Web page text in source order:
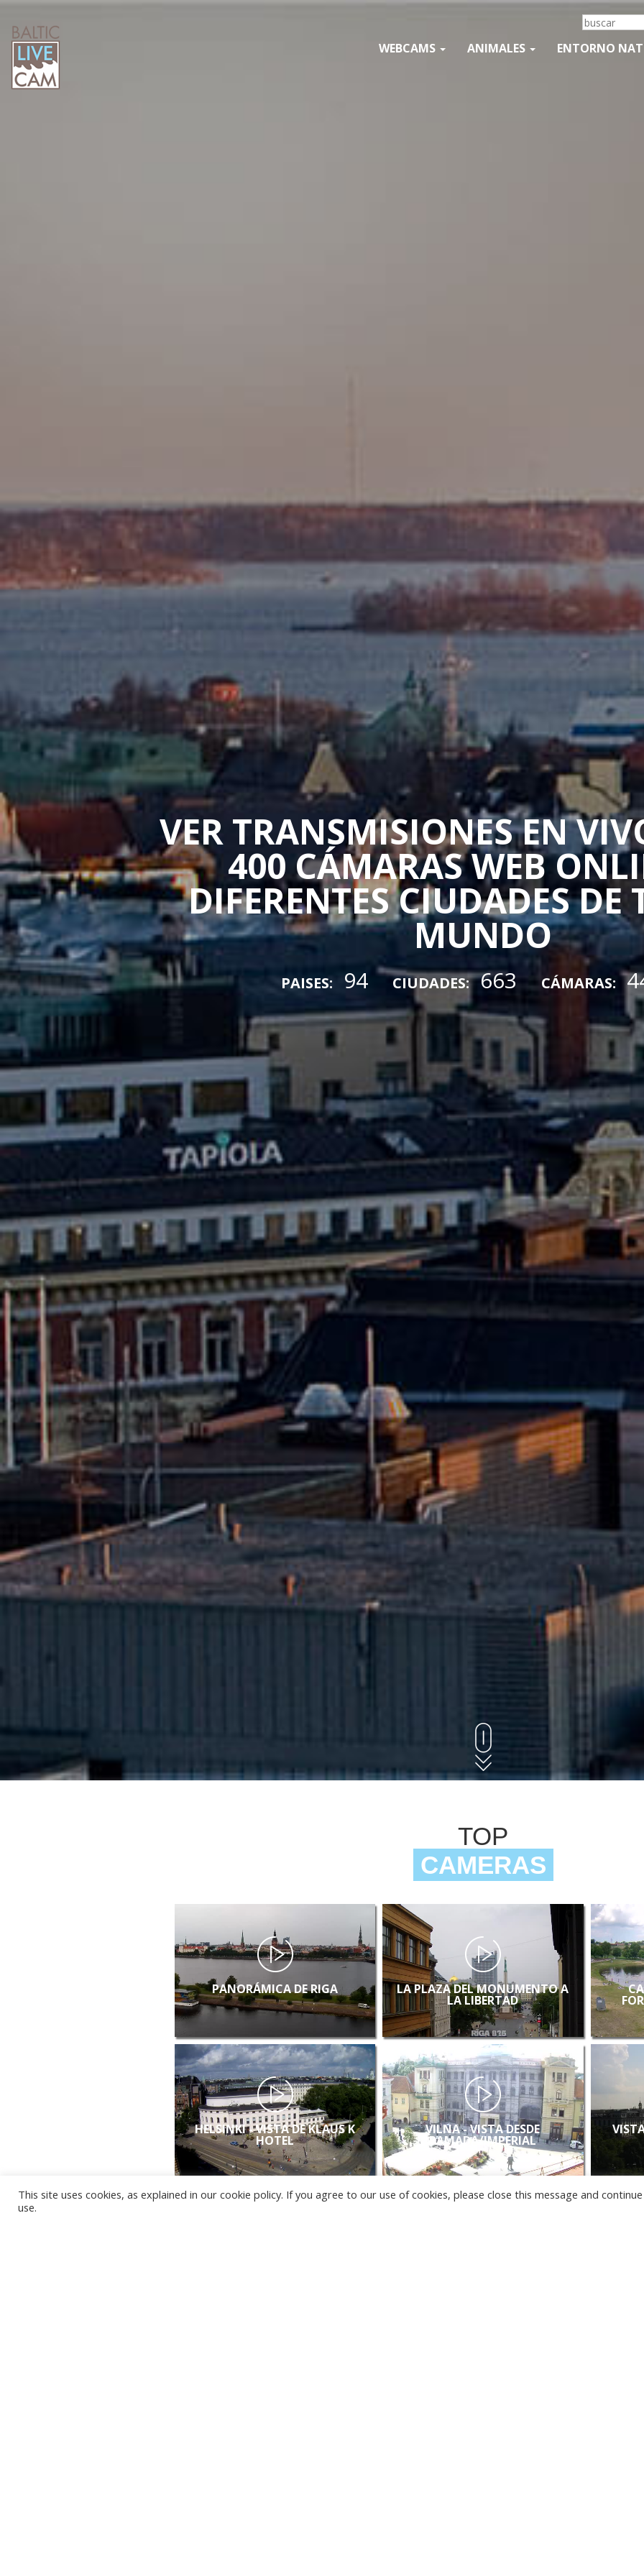
WEBCAMS ANIMALES ENTORNO
VER TRANSMISIONES EN
400 CÁMARAS WEB
DIFERENTES CIUDADES DE
MUNDO
PAISES: 94 CIUDADES: 663 CÁMARAS:
TOP
CAMERAS
PANORÁMICA DE RIGA LA PLAZA DEL MONUMENTO A
LA LIBERTAD
HELSINKI - VISTA DE KLAUS K
HOTEL
VILNA - VISTA DESDE
RAMADA/IMPERIAL
This site uses cookies, as explained in our cookie policy. If you agree to our use of cookies, please close this message and
use.